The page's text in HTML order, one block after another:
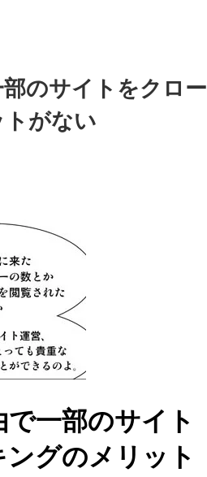
のサイトをクロー
がない
一部のサイト
グのメリット